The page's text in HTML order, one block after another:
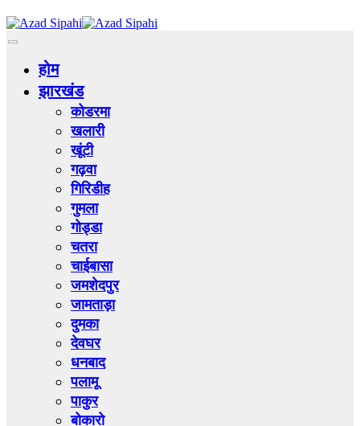
होम
झारखंड
कोडरमा
खलारी
खूंटी
गढ़वा
गिरिडीह
गुमला
गोड्डा
चतरा
चाईबासा
जमशेदपुर
जामताड़ा
दुमका
देवघर
धनबाद
पलामू
पाकुर
बोकारो